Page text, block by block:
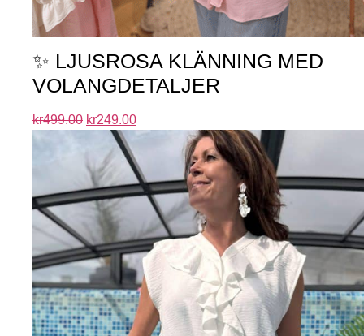
✨ LJUSROSA KLÄNNING MED
VOLANGDETALJER
kr499.00 kr249.00